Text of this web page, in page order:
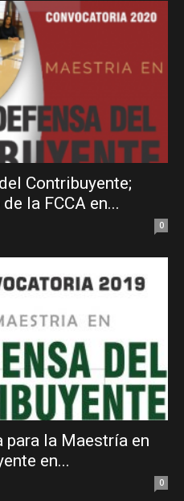
Contribuyente;
la FCCA en...
0
para la Maestría en
en...
0